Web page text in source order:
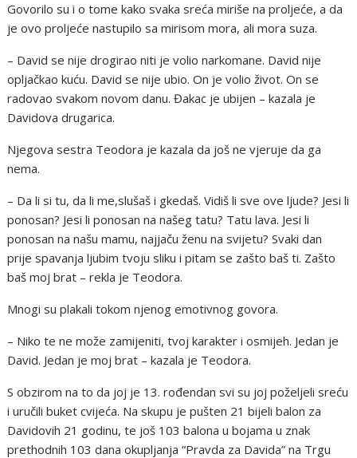
Govorilo su i o tome kako svaka sreća miriše na proljeće, a da
je ovo proljeće nastupilo sa mirisom mora, ali mora suza.
– David se nije drogirao niti je volio narkomane. David nije
opljačkao kuću. David se nije ubio. On je volio život. On se
radovao svakom novom danu. Đakac je ubijen – kazala je
Davidova drugarica.
Njegova sestra Teodora je kazala da još ne vjeruje da ga
nema.
– Da li si tu, da li me,slušaš i gkedaš. Vidiš li sve ove ljude? Jesi li
ponosan? Jesi li ponosan na našeg tatu? Tatu lava. Jesi li
ponosan na našu mamu, najjaču ženu na svijetu? Svaki dan
prije spavanja ljubim tvoju sliku i pitam se zašto baš ti. Zašto
baš moj brat – rekla je Teodora.
Mnogi su plakali tokom njenog emotivnog govora.
– Niko te ne može zamijeniti, tvoj karakter i osmijeh. Jedan je
David. Jedan je moj brat – kazala je Teodora.
S obzirom na to da joj je 13. rođendan svi su joj poželjeli sreću
i uručili buket cvijeća. Na skupu je pušten 21 bijeli balon za
Davidovih 21 godinu, te još 103 balona u bojama u znak
prethodnih 103 dana okupljanja “Pravda za Davida” na Trgu